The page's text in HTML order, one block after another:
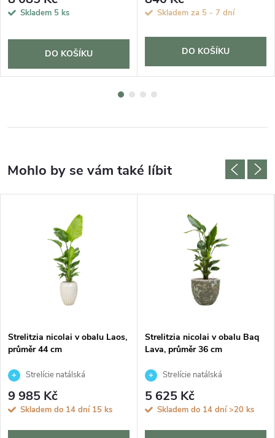
Skladem 5 ks
DO KOŠÍKU
Skladem za 5 - 7 dní
DO KOŠÍKU
Strelitzia nicolai v obalu Laos,
průměr 44 cm
Strelície natálská
9 985 Kč
Skladem do 14 dní 15 ks
Strelitzia nicolai v obalu Baq
Lava, průměr 36 cm
Strelície natálská
5 625 Kč
Skladem do 14 dní >20 ks